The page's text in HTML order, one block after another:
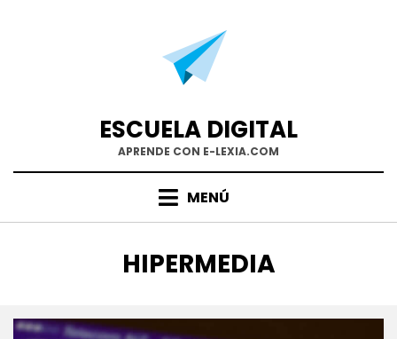
ESCUELA DIGITAL
APRENDE CON E-LEXIA.COM
MENÚ
ETIQUETA
:
HIPERMEDIA